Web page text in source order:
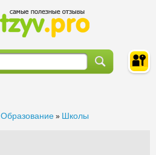
Образование » Школы